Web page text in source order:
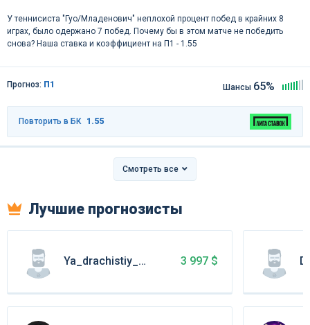
У теннисиста "Гуо/Младенович" неплохой процент побед в крайних 8
играх, было одержано 7 побед. Почему бы в этом матче не победить
снова? Наша ставка и коэффициент на П1 - 1.55
Прогноз: П1 Шансы 65%
Повторить в БК 1.55
Смотреть все
Лучшие прогнозисты
Ya_drachistiy_izumrud 3 997 $